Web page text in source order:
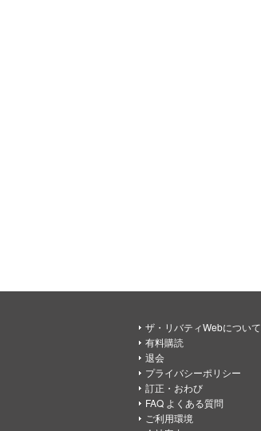
ザ・リバティWebについて
有料購読
退会
プライバシーポリシー
訂正・おわび
FAQ よくある質問
ご利用環境